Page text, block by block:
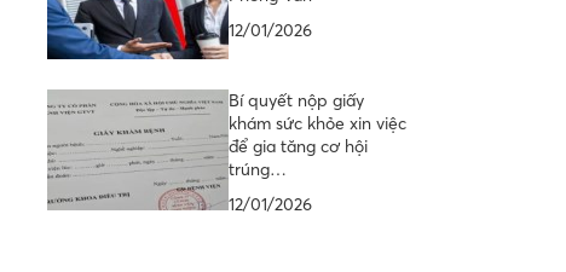
12/01/2026
Bí quyết nộp giấy
khám sức khỏe xin việc
để gia tăng cơ hội
trúng…
12/01/2026